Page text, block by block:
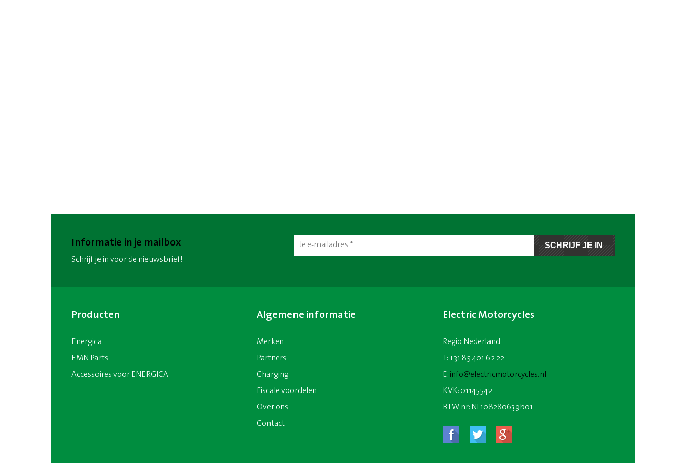
Informatie in je mailbox
Schrijf je in voor de nieuwsbrief!
Producten
Energica
EMN Parts
Accessoires voor ENERGICA
Algemene informatie
Merken
Partners
Charging
Fiscale voordelen
Over ons
Contact
Electric Motorcycles
Regio Nederland
T: +31 85 401 62 22
E: info@electricmotorcycles.nl
KVK: 01145542
BTW nr: NL108280639b01